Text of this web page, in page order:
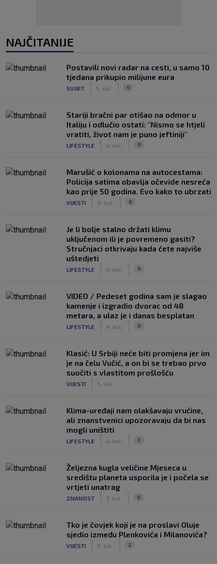
NAJČITANIJE
Postavili novi radar na cesti, u samo 10
tjedana prikupio milijune eura
SVIJET 5. kol. 0
Stariji bračni par otišao na odmor u
Italiju i odlučio ostati: "Nismo se htjeli
vratiti, život nam je puno jeftiniji"
LIFESTYLE 4. kol. 0
Marušić o kolonama na autocestama:
Policija satima obavlja očevide nesreća
kao prije 50 godina. Evo kako to ubrzati
VIJESTI 4. kol. 6
Je li bolje stalno držati klimu
uključenom ili je povremeno gasiti?
Stručnjaci otkrivaju kada ćete najviše
uštedjeti
LIFESTYLE 4. kol. 0
VIDEO / Pedeset godina sam je slagao
kamenje i izgradio dvorac od 48
metara, a ulaz je i danas besplatan
LIFESTYLE 4. kol. 0
Klasić: U Srbiji neće biti promjena jer im
je na čelu Vučić, a on bi se trebao prvo
suočiti s vlastitom prošlošću
VIJESTI 5. kol.
Klima-uređaji nam olakšavaju vrućine,
ali znanstvenici upozoravaju da bi nas
mogli uništiti
LIFESTYLE 4. kol. 2
Željezna kugla veličine Mjeseca u
središtu planeta usporila je i počela se
vrtjeti unatrag
ZNANOST 3. kol. 0
Tko je čovjek koji je na proslavi Oluje
sjedio između Plenkovića i Milanovića?
VIJESTI 5. kol. 2